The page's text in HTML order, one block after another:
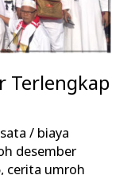
Terlengkap
/ biaya
desember
, cerita umroh